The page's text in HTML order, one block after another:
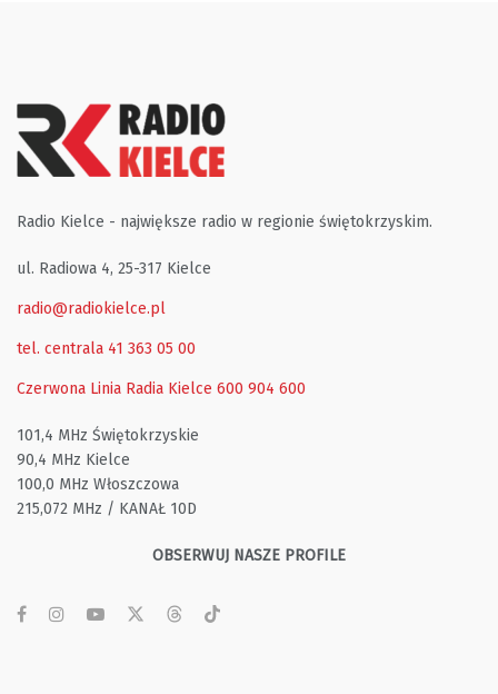
Radio Kielce - największe radio w regionie świętokrzyskim.
ul. Radiowa 4, 25-317 Kielce
radio@radiokielce.pl
tel. centrala 41 363 05 00
Czerwona Linia Radia Kielce 600 904 600
101,4 MHz Świętokrzyskie
90,4 MHz Kielce
100,0 MHz Włoszczowa
215,072 MHz / KANAŁ 10D
OBSERWUJ NASZE PROFILE